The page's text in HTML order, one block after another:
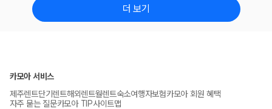
더 보기
카모아 서비스
제주렌트단기렌트해외렌트월렌트숙소여행자보험카모아 회원 혜택
자주 묻는 질문카모아 TIP사이트맵